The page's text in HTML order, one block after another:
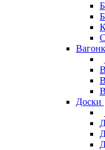
Доски